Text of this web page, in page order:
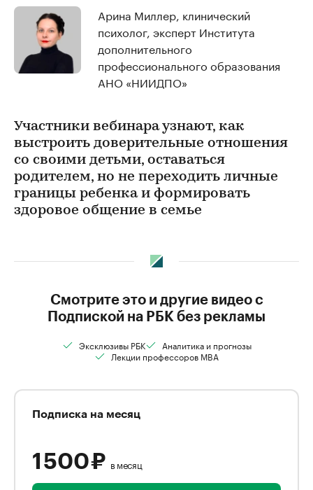
Арина Миллер, клинический
психолог, эксперт Института
дополнительного
профессионального образования
АНО «НИИДПО»
Участники вебинара узнают, как
выстроить доверительные отношения
со своими детьми, оставаться
родителем, но не переходить личные
границы ребенка и формировать
здоровое общение в семье
Смотрите это и другие видео с
Подпиской на РБК без рекламы
Эксклюзивы РБК
Аналитика и прогнозы
Лекции профессоров MBA
Подписка на месяц
1 500 ₽ в месяц